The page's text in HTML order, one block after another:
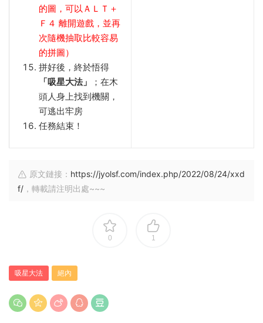
的圖，可以ＡＬＴ＋
Ｆ４ 離開遊戲，並再
次隨機抽取比較容易
的拼圖）
拼好後，終於悟得
「吸星大法」
；在木
頭人身上找到機關，
可逃出牢房
任務結束！
原文鏈接： https://jyolsf.com/index.php/2022/08/24/xxd
f/ ，轉載請注明出處~~~
0 1
吸星大法 絕內